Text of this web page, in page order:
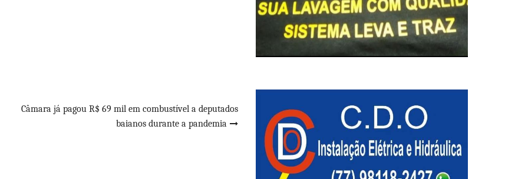
Câmara já pagou R$ 69 mil em combustível a deputados
baianos durante a pandemia